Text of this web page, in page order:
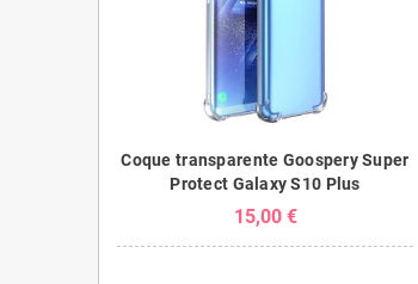
Coque transparente Goospery Super
Protect Galaxy S10 Plus
15,00 €